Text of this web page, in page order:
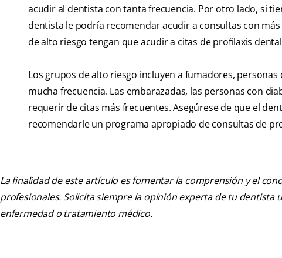
acudir al dentista con tanta frecuencia. Por otro lado, si
dentista le podría recomendar acudir a consultas con
de alto riesgo tengan que acudir a citas de profilaxis
Los grupos de alto riesgo incluyen a fumadores,
mucha frecuencia. Las embarazadas, las personas con
requerir de citas más frecuentes. Asegúrese de que el
recomendarle un programa apropiado de consultas de
La finalidad de este artículo es fomentar la comprensión y el
profesionales. Solicita siempre la opinión experta de tu
enfermedad o tratamiento médico.